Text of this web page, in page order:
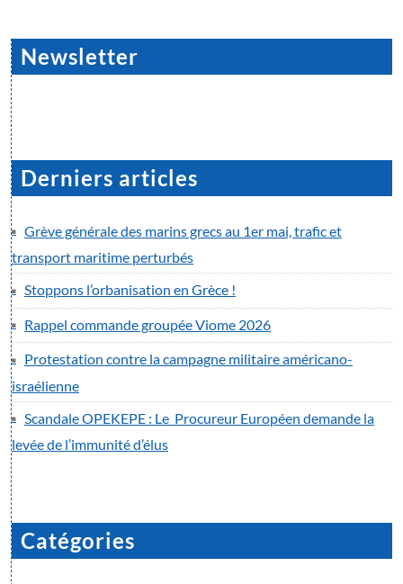
Newsletter
Derniers articles
Grève générale des marins grecs au 1er mai, trafic et
transport maritime perturbés
Stoppons l’orbanisation en Grèce !
Rappel commande groupée Viome 2026
Protestation contre la campagne militaire américano-
israélienne
Scandale OPEKEPE : Le Procureur Européen demande la
levée de l’immunité d’élus
Catégories